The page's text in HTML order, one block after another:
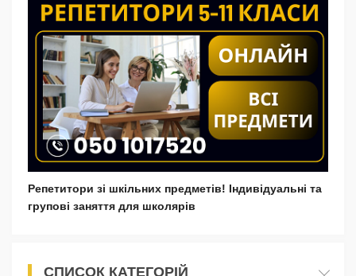
СПИСОК КАТЕГОРІЙ
Репетитори зі шкільних предметів! Індивідуальні та
групові заняття для школярів